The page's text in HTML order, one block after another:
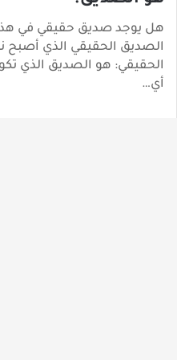
هل يوجد صديق حقيقي في
الصديق الحقيقي الذي أصبح
الحقيقي: هو الصديق الذي
أي…